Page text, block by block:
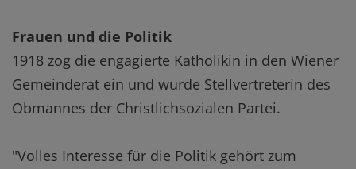
Frauen und die Politik
1918 zog die engagierte Katholikin in den Wiener
Gemeinderat ein und wurde Stellvertreterin des
Obmannes der Christlichsozialen Partei.
"Volles Interesse für die Politik gehört zum